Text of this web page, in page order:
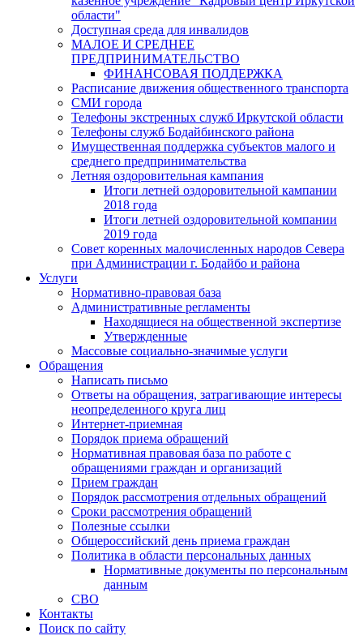
области"
Доступная среда для инвалидов
МАЛОЕ И СРЕДНЕЕ
ПРЕДПРИНИМАТЕЛЬСТВО
ФИНАНСОВАЯ ПОДДЕРЖКА
Расписание движения общественного транспорта
СМИ города
Телефоны экстренных служб Иркутской области
Телефоны служб Бодайбинского района
Имущественная поддержка субъектов малого и
среднего предпринимательства
Летняя оздоровительная кампания
Итоги летней оздоровительной кампании
2018 года
Итоги летней оздоровительной компании
2019 года
Совет коренных малочисленных народов Севера
при Администрации г. Бодайбо и района
Услуги
Нормативно-правовая база
Административные регламенты
Находящиеся на общественной экспертизе
Утвержденные
Массовые социально-значимые услуги
Обращения
Написать письмо
Ответы на обращения, затрагивающие интересы
неопределенного круга лиц
Интернет-приемная
Порядок приема обращений
Нормативная правовая база по работе с
обращениями граждан и организаций
Прием граждан
Порядок рассмотрения отдельных обращений
Сроки рассмотрения обращений
Полезные ссылки
Общероссийский день приема граждан
Политика в области персональных данных
Нормативные документы по персональным
данным
СВО
Контакты
Поиск по сайту